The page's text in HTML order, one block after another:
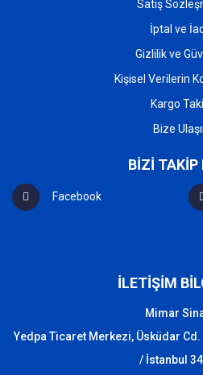
Satış
İptal ve
Gizlilik ve
Kişisel Verilerin
Kargo
Bize
BİZİ TAKİP
Facebook
İLETİŞİM
Mimar
Yedpa Ticaret Merkezi, Üsküdar
/ İstanbul